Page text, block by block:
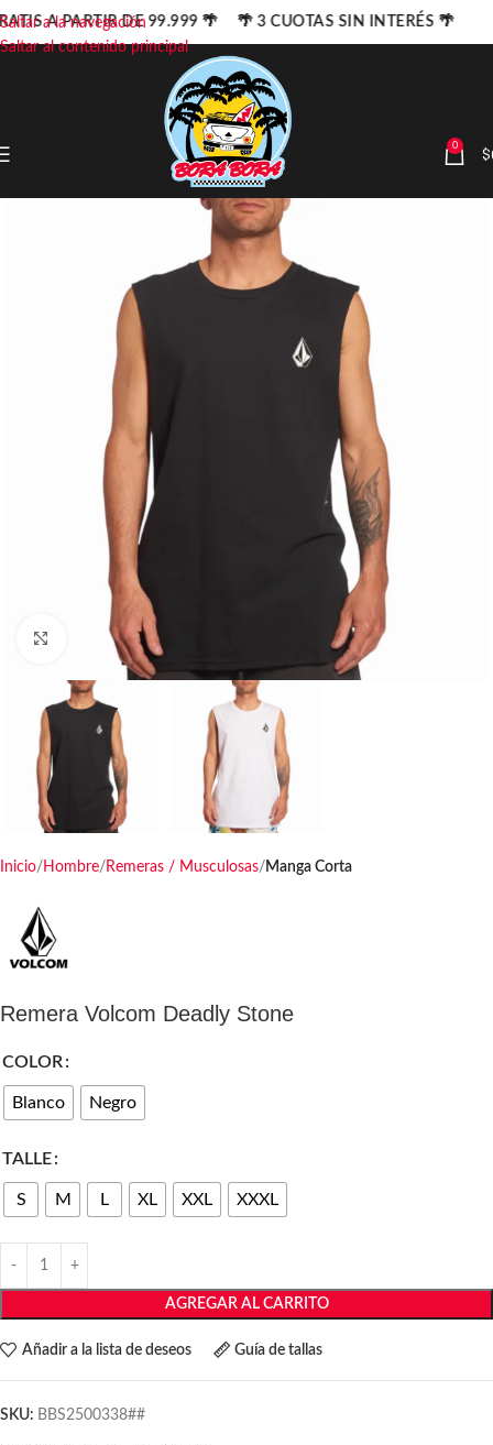
Saltar a la navegación
Saltar al contenido principal
0 $
Haga clic para ampliar
Inicio Hombre Remeras / Musculosas Manga Corta
Remera Volcom Deadly Stone
COLOR
Blanco Negro
TALLE
S M L XL XXL XXXL
AGREGAR AL CARRITO
Añadir a la lista de deseos Guía de tallas
SKU: BBS2500338##
A PARTIR DE 99.999 🌴 🌴 3 CUOTAS SIN INTERÉS 🌴